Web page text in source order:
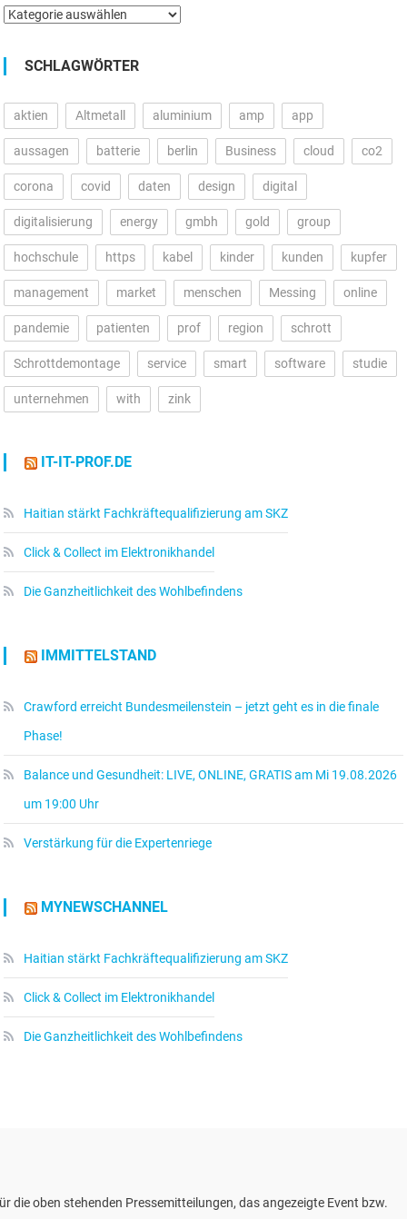
Kategorien
SCHLAGWÖRTER
aktien Altmetall aluminium amp app
aussagen batterie berlin Business cloud co2
corona covid daten design digital
digitalisierung energy gmbh gold group
hochschule https kabel kinder kunden kupfer
management market menschen Messing online
pandemie patienten prof region schrott
Schrottdemontage service smart software studie
unternehmen with zink
IT-IT-PROF.DE
Haitian stärkt Fachkräftequalifizierung am SKZ
Click & Collect im Elektronikhandel
Die Ganzheitlichkeit des Wohlbefindens
IMMITTELSTAND
Crawford erreicht Bundesmeilenstein – jetzt geht es in die finale
Phase!
Balance und Gesundheit: LIVE, ONLINE, GRATIS am Mi 19.08.2026
um 19:00 Uhr
Verstärkung für die Expertenriege
MYNEWSCHANNEL
Haitian stärkt Fachkräftequalifizierung am SKZ
Click & Collect im Elektronikhandel
Die Ganzheitlichkeit des Wohlbefindens
die oben stehenden Pressemitteilungen, das angezeigte Event bzw.